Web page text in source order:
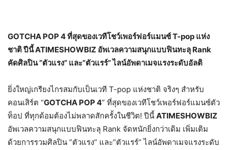
GOTCHA POP 4 ที่สุดของเวทีโชว์เพอร์ฟอร์แมนซ์ T-pop แห่ง
ชาติ ปีนี้ ATIMESHOWBIZ อัพเวลความสนุกแบบฟินทะลุ Rank
คัดศิลปิน ”ตัวแรง” และ”ตัวแรร์” ไลน์อัพดาเมจแรงระดับอัลติ
ยิ่งใหญ่เกรียงไกรสมกับเป็นเวที T-pop แห่งชาติ จริงๆ สำหรับ
คอนเสิร์ต “GOTCHA POP 4” ที่สุดของเวทีโชว์เพอร์ฟอร์แมนซ์ตัว
ท็อป ที่ทุกด้อมต้องไม่พลาดสักครั้งในชีวิต! ปีนี้ ATIMESHOWBIZ
อัพเวลความสนุกแบบฟินทะลุ Rank จัดหนักยิ่งกว่าเดิม เพิ่มเติม
ด้วยการรวมศิลปิน ”ตัวแรง” และ”ตัวแรร์” ไลน์อัพดาเมจแรงระดับ